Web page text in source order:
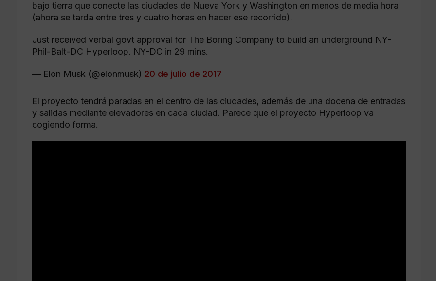
bajo tierra que conecte las ciudades de Nueva York y Washington en menos de media hora
(ahora se tarda entre tres y cuatro horas en hacer ese recorrido).
Just received verbal govt approval for The Boring Company to build an underground NY-
Phil-Balt-DC Hyperloop. NY-DC in 29 mins.
— Elon Musk (@elonmusk) 20 de julio de 2017
El proyecto tendrá paradas en el centro de las ciudades, además de una docena de entradas
y salidas mediante elevadores en cada ciudad. Parece que el proyecto Hyperloop va
cogiendo forma.